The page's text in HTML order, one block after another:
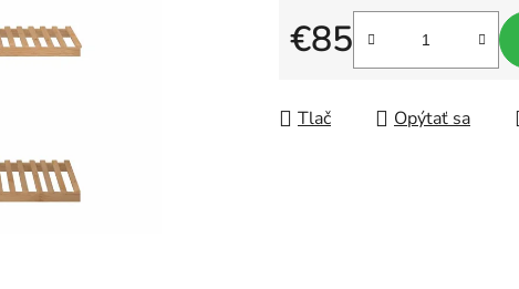
hviezdičiek.
€85
Jednotková cena:
Tlač Opýtať sa